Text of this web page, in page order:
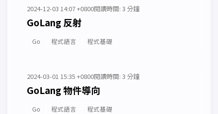
2024-12-03 14:07 +0800閱讀時間: 3 分鐘
GoLang 反射
Go 程式語言 程式基礎
2024-03-01 15:35 +0800閱讀時間: 3 分鐘
GoLang 物件導向
Go 程式語言 程式基礎